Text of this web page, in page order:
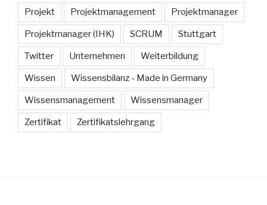
Projekt Projektmanagement Projektmanager
Projektmanager (IHK) SCRUM Stuttgart
Twitter Unternehmen Weiterbildung
Wissen Wissensbilanz - Made in Germany
Wissensmanagement Wissensmanager
Zertifikat Zertifikatslehrgang